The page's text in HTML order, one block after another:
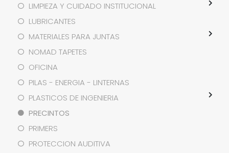
LIMPIEZA Y CUIDADO INSTITUCIONAL
LUBRICANTES
MATERIALES PARA JUNTAS
NOMAD TAPETES
OFICINA
PILAS - ENERGIA - LINTERNAS
PLASTICOS DE INGENIERIA
PRECINTOS
PRIMERS
PROTECCION AUDITIVA